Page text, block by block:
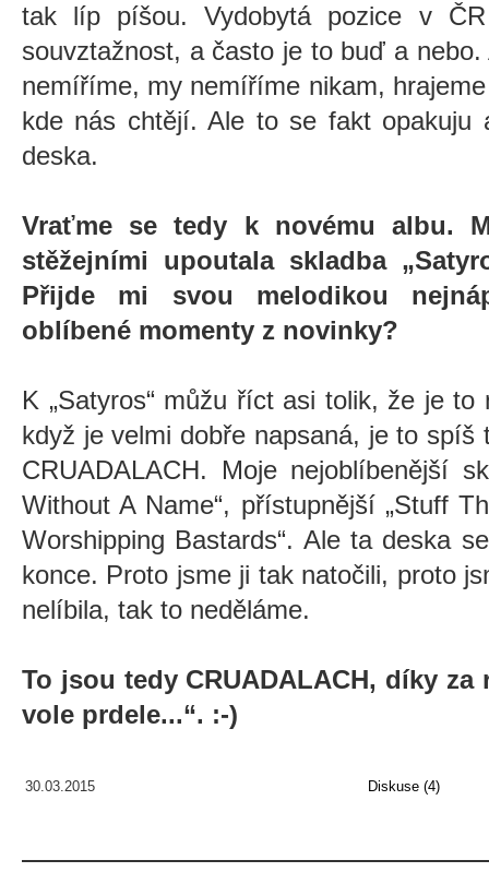
tak líp píšou. Vydobytá pozice v
souvztažnost, a často je to buď a
nemíříme, my nemíříme nikam,
kde nás chtějí. Ale to se fakt opakuju
deska.
Vraťme se tedy k novému albu.
stěžejními upoutala skladba
Přijde mi svou melodikou
oblíbené momenty z novinky?
K „Satyros“ můžu říct asi tolik, že je
když je velmi dobře napsaná, je to
CRUADALACH. Moje nejoblíbenější
Without A Name“, přístupnější „Stuff
Worshipping Bastards“. Ale ta deska
konce. Proto jsme ji tak natočili, proto
nelíbila, tak to neděláme.
To jsou tedy CRUADALACH, díky
vole prdele...“. :-)
30.03.2015 Diskuse (4)